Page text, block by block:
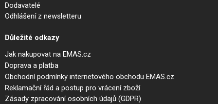
Dodavatelé
Odhlášení z newsletteru
Důležité odkazy
Jak nakupovat na EMAS.cz
Doprava a platba
Obchodní podmínky internetového obchodu EMAS.cz
Reklamační řád a postup pro vrácení zboží
Zásady zpracování osobních údajů (GDPR)